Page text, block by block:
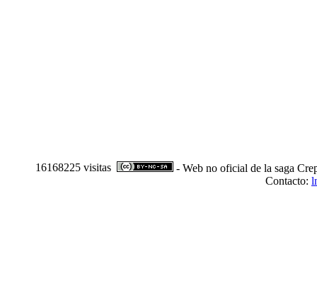
16168225 visitas
- Web no oficial de la saga
Contacto: